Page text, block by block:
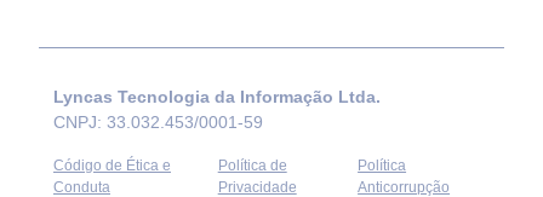
Lyncas Tecnologia da Informação Ltda.
CNPJ: 33.032.453/0001-59
Código de Ética e
Conduta
Política de
Privacidade
Política
Anticorrupção